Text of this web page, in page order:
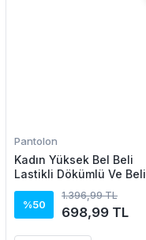
Pantolon
Kadın Yüksek Bel Beli
Lastikli Dökümlü Ve Beli
şeritli Pera Pantolon
%50
1.396,99 TL
698,99 TL